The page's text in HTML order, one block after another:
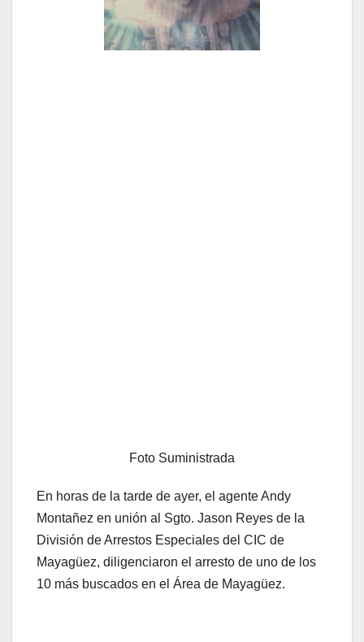
Foto Suministrada
En horas de la tarde de ayer, el agente Andy
Montañez en unión al Sgto. Jason Reyes de la
División de Arrestos Especiales del CIC de
Mayagüez, diligenciaron el arresto de uno de los
10 más buscados en el Área de Mayagüez.